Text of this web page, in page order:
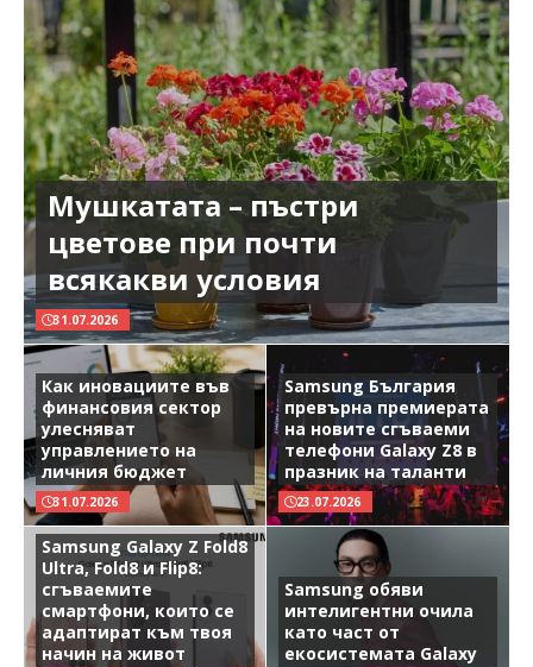
Мушкатата – пъстри
цветове при почти
всякакви условия
31.07.2026
Как иновациите във
финансовия сектор
улесняват
управлението на
личния бюджет
31.07.2026
Samsung България
превърна премиерата
на новите сгъваеми
телефони Galaxy Z8 в
празник на таланти
23.07.2026
Samsung Galaxy Z Fold8
Ultra, Fold8 и Flip8:
сгъваемите
смартфони, които се
адаптират към твоя
начин на живот
Samsung обяви
интелигентни очила
като част от
екосистемата Galaxy